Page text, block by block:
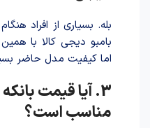
بله. بسیاری از افراد
بامبو دیجی کالا با
اما کیفیت مدل حاضر
3. آیا قیمت
مناسب است؟